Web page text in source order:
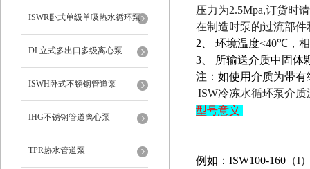
ISWR卧式单级单吸热水循环泵
DL立式多出口多级离心泵
ISWH卧式不锈钢管道泵
IHG不锈钢管道离心泵
TPR热水管道泵
压力为2.5Mpa,订货时
在制造时泵的过流部
2 、 环境温度<40℃ ，
3 、 所输送介质中固
注：如使用介质为带
ISW冷冻水循环泵介
型号意义
例如：ISW100-160 （I